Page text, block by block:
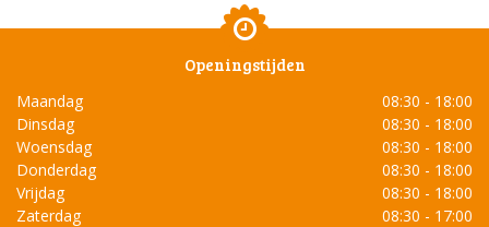
Openingstijden
Maandag
08:30 - 18:00
Dinsdag
08:30 - 18:00
Woensdag
08:30 - 18:00
Donderdag
08:30 - 18:00
Vrijdag
08:30 - 18:00
Zaterdag
08:30 - 17:00